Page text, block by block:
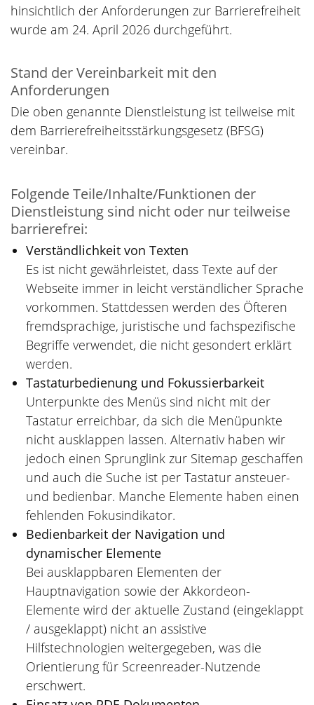
hinsichtlich der Anforderungen zur Barrierefreiheit
wurde am 24. April 2026 durchgeführt.
Stand der Vereinbarkeit mit den
Anforderungen
Die oben genannte Dienstleistung ist teilweise mit
dem Barrierefreiheitsstärkungsgesetz (BFSG)
vereinbar.
Folgende Teile/Inhalte/Funktionen der
Dienstleistung sind nicht oder nur teilweise
barrierefrei:
Verständlichkeit von Texten
Es ist nicht gewährleistet, dass Texte auf der
Webseite immer in leicht verständlicher Sprache
vorkommen. Stattdessen werden des Öfteren
fremdsprachige, juristische und fachspezifische
Begriffe verwendet, die nicht gesondert erklärt
werden.
Tastaturbedienung und Fokussierbarkeit
Unterpunkte des Menüs sind nicht mit der
Tastatur erreichbar, da sich die Menüpunkte
nicht ausklappen lassen. Alternativ haben wir
jedoch einen Sprunglink zur Sitemap geschaffen
und auch die Suche ist per Tastatur ansteuer-
und bedienbar. Manche Elemente haben einen
fehlenden Fokusindikator.
Bedienbarkeit der Navigation und
dynamischer Elemente
Bei ausklappbaren Elementen der
Hauptnavigation sowie der Akkordeon-
Elemente wird der aktuelle Zustand (eingeklappt
/ ausgeklappt) nicht an assistive
Hilfstechnologien weitergegeben, was die
Orientierung für Screenreader-Nutzende
erschwert.